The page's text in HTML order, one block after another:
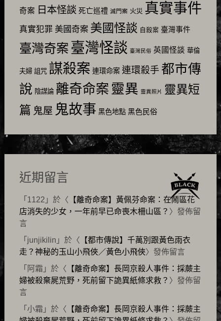
奇案 日本怪談 死亡巡禮 滅門案 火災 真實事件
真實犯罪 美國奇案 美國怪談 自殺案 臺灣事件
臺灣奇案 臺灣怪談 臺灣民俗 英國怪談 華倫
夫婦 詛咒 謀殺案 連環命案 連環殺手 都市傳
說 陰謀論 離奇命案 靈異 靈異照片 靈異短
篇 鬼屋 鬼故事 黑色地點 黑色民俗
近期留言
「 1122 」於〈 【離奇命案】黃佩芬命案：在鬧區花
店消失的少女，一年前早已命喪木柵山區？ 〉發佈留
言
「 junjikilin 」於〈 【都市傳說】千萬別跟黃色雨衣
走？神秘的玉山小飛俠／黃色小飛俠〉發佈留言
「 阿霜 」於〈 【離奇命案】長岡京殺人事件：採蕨主
婦被殺棄屍荒野，死前留下詭異紙條求救？ 〉發佈留
言
「 小霜 」於〈 【離奇命案】長岡京殺人事件：採蕨主